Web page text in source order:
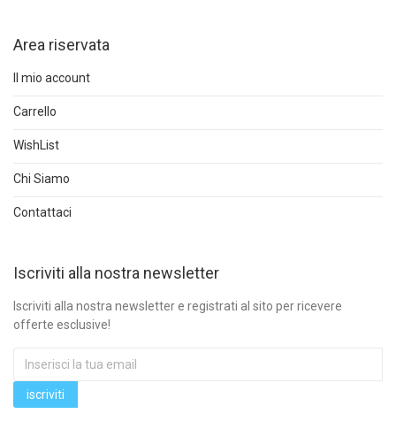
Area riservata
Il mio account
Carrello
WishList
Chi Siamo
Contattaci
Iscriviti alla nostra newsletter
Iscriviti alla nostra newsletter e registrati al sito per ricevere
offerte esclusive!